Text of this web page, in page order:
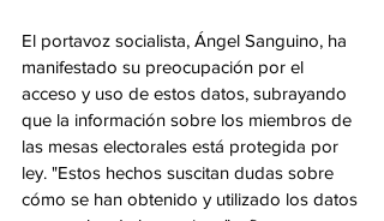
El portavoz socialista, Ángel Sanguino, ha
manifestado su preocupación por el
acceso y uso de estos datos, subrayando
que la información sobre los miembros de
las mesas electorales está protegida por
ley. "Estos hechos suscitan dudas sobre
cómo se han obtenido y utilizado los datos